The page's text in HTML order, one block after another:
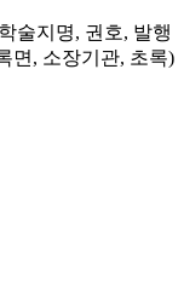
술지명, 권호, 발행
면, 소장기관, 초록)